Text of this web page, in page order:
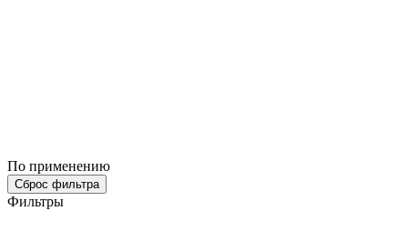
По применению
Сброс фильтра
Фильтры